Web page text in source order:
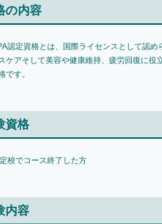
の内容
認定資格とは、国際ライセンスとして認
ケアそして美容や健康維持、疲労回復に役
です。
資格
定校でコース終了した方
内容